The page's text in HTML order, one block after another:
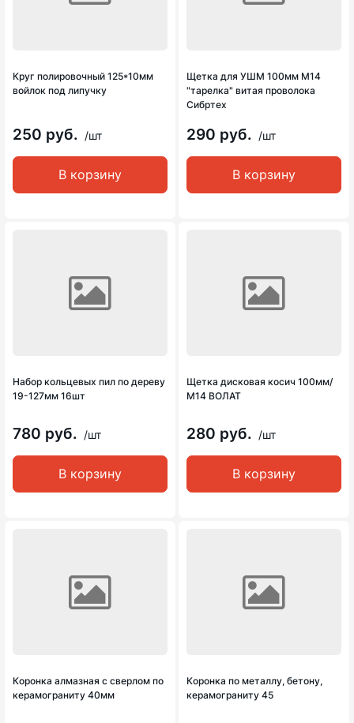
Круг полировочный 125*10мм
войлок под липучку
250 руб. /шт
В корзину
Щетка для УШМ 100мм М14
"тарелка" витая проволока
Сибртех
290 руб. /шт
В корзину
Набор кольцевых пил по дереву
19-127мм 16шт
780 руб. /шт
В корзину
Щетка дисковая косич 100мм/
М14 ВОЛАТ
280 руб. /шт
В корзину
Коронка алмазная с сверлом по
керамограниту 40мм
Коронка по металлу, бетону,
керамограниту 45